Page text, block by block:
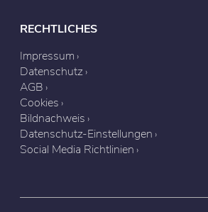
RECHTLICHES
Impressum
Datenschutz
AGB
Cookies
Bildnachweis
Datenschutz-Einstellungen
Social Media Richtlinien